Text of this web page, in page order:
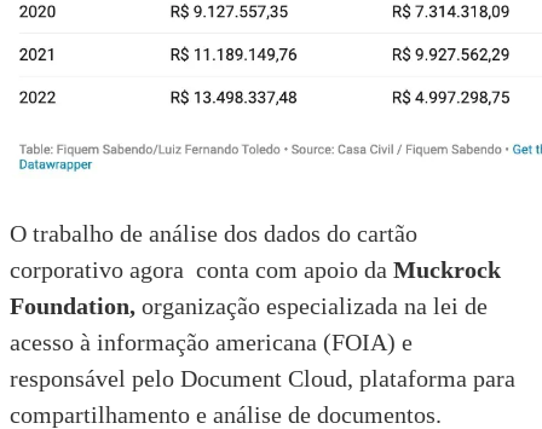
O trabalho de análise dos dados do cartão
corporativo agora conta com apoio da Muckrock
Foundation, organização especializada na lei de
acesso à informação americana (FOIA) e
responsável pelo Document Cloud, plataforma para
compartilhamento e análise de documentos.